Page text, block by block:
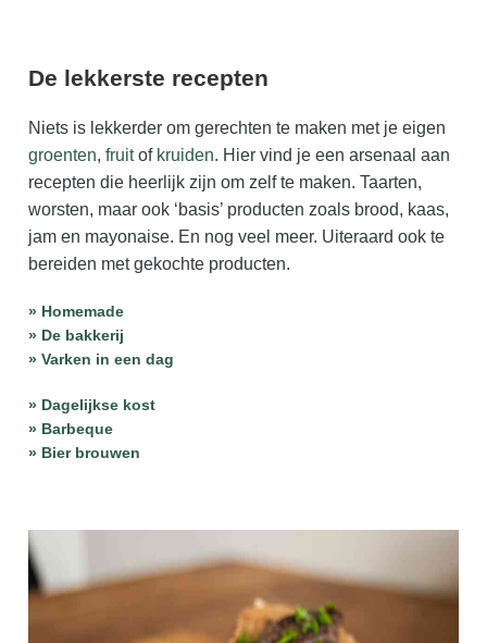
De lekkerste recepten
Niets is lekkerder om gerechten te maken met je eigen
groenten,fruitof kruiden. Hier vind je een arsenaal aan
recepten die heerlijk zijn om zelf te maken. Taarten,
worsten, maar ook ‘basis’ producten zoals brood, kaas,
jam en mayonaise. En nog veel meer. Uiteraard ook te
bereiden met gekochte producten.
» Homemade
» De bakkerij
» Varken in een dag
» Dagelijkse kost
» Barbeque
» Bier brouwen
Gratis wildplukken kalender